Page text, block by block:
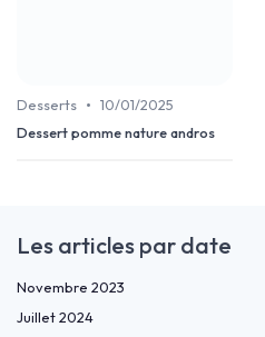
Desserts • 10/01/2025
Dessert pomme nature andros
Les articles par date
Novembre 2023
Juillet 2024